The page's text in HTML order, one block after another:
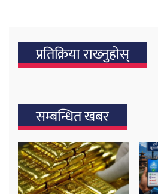
प्रतिक्रिया राख्‍नुहोस्
सम्बन्धित खबर